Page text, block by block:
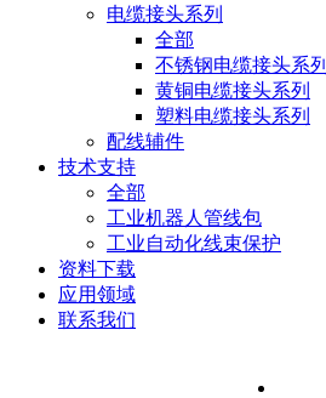
电缆接头系列
全部
不锈钢电缆接头系列
黄铜电缆接头系列
塑料电缆接头系列
配线辅件
技术支持
全部
工业机器人管线包
工业自动化线束保护
资料下载
应用领域
联系我们